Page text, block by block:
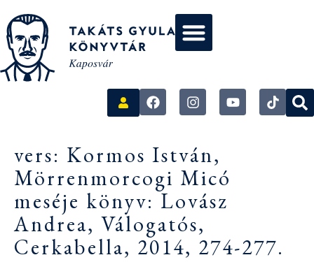
vers: Kormos István,
Mörrenmorcogi Micó
meséje könyv: Lovász
Andrea, Válogatós,
Cerkabella, 2014, 274-277.